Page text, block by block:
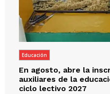
Educación
En agosto, abre la
auxiliares de la
ciclo lectivo 2027